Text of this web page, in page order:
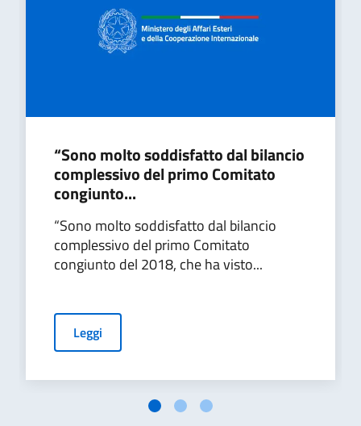
“Sono molto soddisfatto dal bilancio
complessivo del primo Comitato
congiunto...
“Sono molto soddisfatto dal bilancio
complessivo del primo Comitato
congiunto del 2018, che ha visto...
Leggi